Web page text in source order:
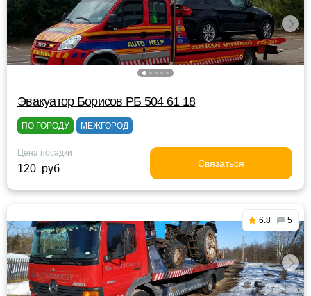
Эвакуатор Борисов РБ 504 61 18
ПО ГОРОДУ МЕЖГОРОД
Цена посадки
120 руб Связаться
6.8 5